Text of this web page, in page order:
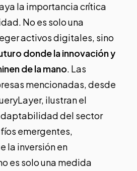
la importancia crítica
No es solo una
activos digitales, sino
donde la innovación y
de la mano. Las
mencionadas, desde
ilustran el
del sector
emergentes,
la inversión en
es solo una medida